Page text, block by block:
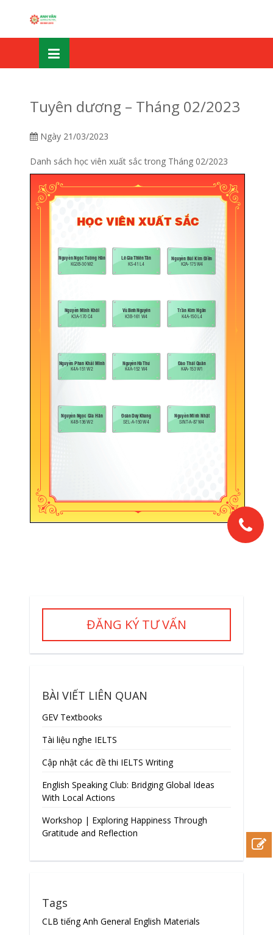
Tuyên dương – Tháng 02/2023
Ngày 21/03/2023
Danh sách học viên xuất sắc trong Tháng 02/2023
ĐĂNG KÝ TƯ VẤN
BÀI VIẾT LIÊN QUAN
GEV Textbooks
Tài liệu nghe IELTS
Cập nhật các đề thi IELTS Writing
English Speaking Club: Bridging Global Ideas
With Local Actions
Workshop | Exploring Happiness Through
Gratitude and Reflection
Tags
CLB tiếng Anh General English Materials